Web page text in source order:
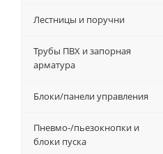
Лестницы и поручни
Трубы ПВХ и запорная
арматура
Блоки/панели управления
Пневмо-/пьезокнопки и
блоки пуска